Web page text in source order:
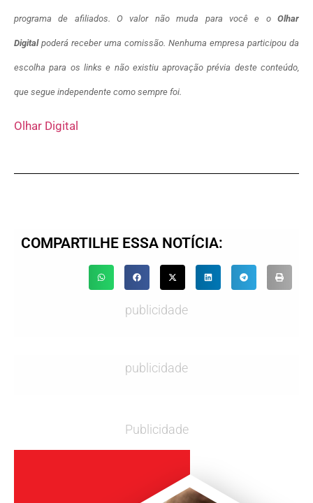
programa de afiliados. O valor não muda para você e o Olhar
Digitalpoderá receber uma comissão. Nenhuma empresa participou da
escolha para os links e não existiu aprovação prévia deste conteúdo,
que segue independente como sempre foi.
Olhar Digital
COMPARTILHE ESSA NOTÍCIA:
publicidade
publicidade
Publicidade